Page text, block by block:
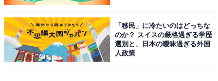
Pioneer「AVIC-RW522」
「移民」に冷たいのはどっちな
のか？ スイスの厳格過ぎる学歴
選別と、日本の曖昧過ぎる外国
人政策